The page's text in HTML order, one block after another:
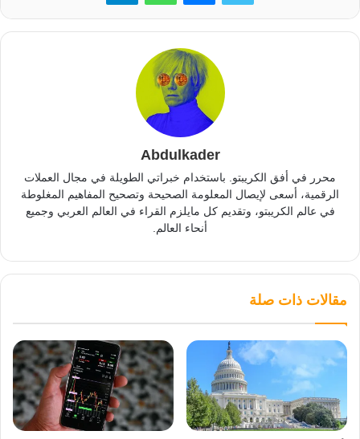
Abdulkader
محرر في أفق الكريبتو. باستخدام خبراتي الطويلة في مجال العملات
الرقمية، أسعى لإيصال المعلومة الصحيحة وتصحيح المفاهيم المغلوطة
في عالم الكريبتو، وتقديم كل مايلزم القراء في العالم العربي وجميع
أنحاء العالم.
مقالات ذات صلة